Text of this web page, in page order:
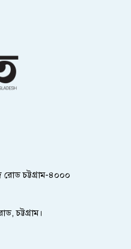
চট্টগ্রাম-৪০০০
চট্টগ্রাম।